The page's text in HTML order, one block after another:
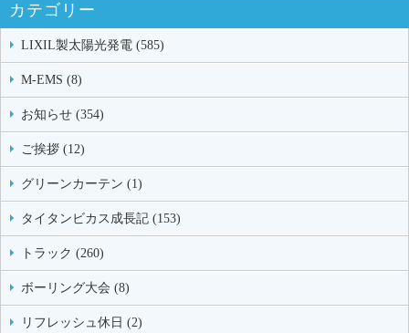
カテゴリー
LIXIL製太陽光発電 (585)
M-EMS (8)
お知らせ (354)
ご挨拶 (12)
グリーンカーテン (1)
タイタンビカス成長記 (153)
トラック (260)
ボーリング大会 (8)
リフレッシュ休日 (2)